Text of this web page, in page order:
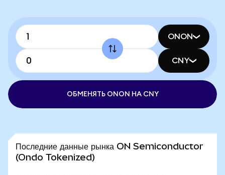
ONON
CNY
ОБМЕНЯТЬ ONON НА CNY
Последние данные рынка ON Semiconductor
(Ondo Tokenized)